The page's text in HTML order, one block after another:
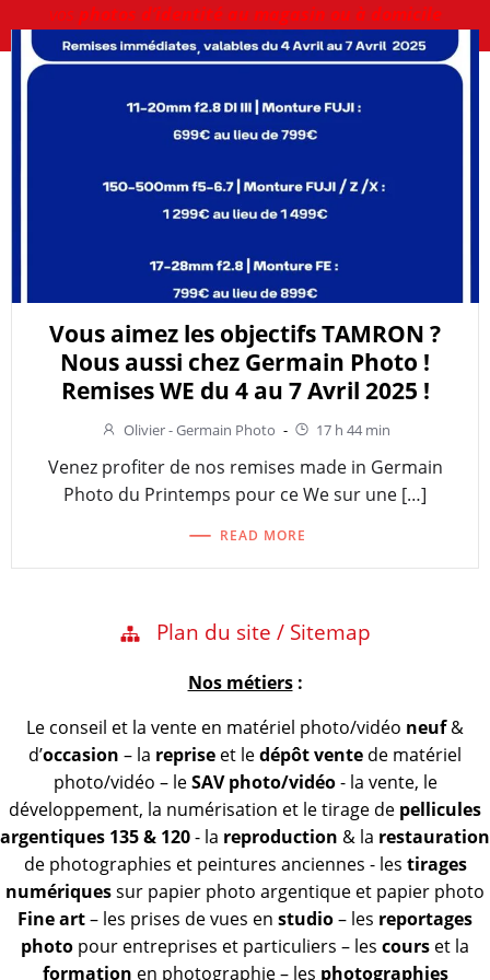
vos photos d’identité au magasin ou à domicile
Vous aimez les objectifs TAMRON ?
Nous aussi chez Germain Photo !
Remises WE du 4 au 7 Avril 2025 !
Olivier - Germain Photo - 17 h 44 min
Venez profiter de nos remises made in Germain
Photo du Printemps pour ce We sur une […]
READ MORE
Plan du site / Sitemap
Nos métiers:
Le conseil et la vente en matériel photo/vidéo neuf&
d’occasion – la reprise et ledépôt vente de matériel
photo/vidéo – leSAV photo/vidéo- la vente, le
développement, la numérisation et le tirage de pellicules
argentiques 135 & 120- la reproduction & la restauration
de photographies et peintures anciennes - les tirages
numériquessur papier photo argentique et papier photo
Fine art– les prises de vues en studio– les reportages
photo pour entreprises et particuliers – les cours et la
formation en photographie – les photographies